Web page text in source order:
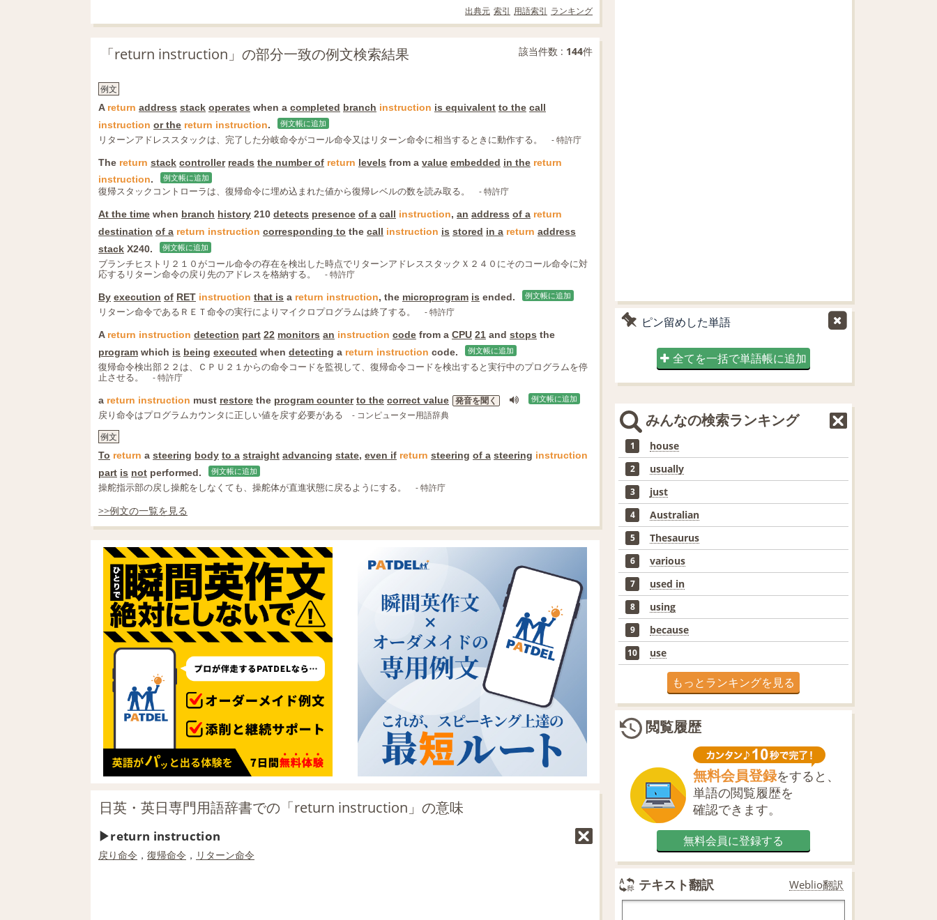
出典元 索引 用語索引 ランキング
「return instruction」の部分一致の例文検索結果 該当件数 : 144件
例文
A return address stack operates when a completed branch instruction is equivalent to the call
instruction or the return instruction. 例文帳に追加
リターンアドレススタックは、完了した分岐命令がコール命令又はリターン命令に相当するときに動作する。 - 特許庁
The return stack controller reads the number of return levels from a value embedded in the return
instruction. 例文帳に追加
復帰スタックコントローラは、復帰命令に埋め込まれた値から復帰レベルの数を読み取る。 - 特許庁
At the time when branch history 210 detects presence of a call instruction, an address of a return
destination of a return instruction corresponding to the call instruction is stored in a return address
stack X240. 例文帳に追加
ブランチヒストリ２１０がコール命令の存在を検出した時点でリターンアドレススタックＸ２４０にそのコール命令に対
応するリターン命令の戻り先のアドレスを格納する。
- 特許庁
By execution of RET instruction that is a return instruction, the microprogram is ended. 例文帳に追加
リターン命令であるＲＥＴ命令の実行によりマイクロプログラムは終了する。 - 特許庁
A return instruction detection part 22 monitors an instruction code from a CPU 21 and stops the
program which is being executed when detecting a return instruction code. 例文帳に追加
復帰命令検出部２２は、ＣＰＵ２１からの命令コードを監視して、復帰命令コードを検出すると実行中のプログラムを停
止させる。
- 特許庁
a return instruction must restore the program counter to the correct value 発音を聞く 例文帳に追加
戻り命令はプログラムカウンタに正しい値を戻す必要がある
- コンピューター用語辞典
例文
To return a steering body to a straight advancing state, even if return steering of a steering instruction
part is not performed. 例文帳に追加
操舵指示部の戻し操舵をしなくても、操舵体が直進状態に戻るようにする。 - 特許庁
>>例文の一覧を見る
日英・英日専門用語辞書での「return instruction」の意味
return instruction
戻り命令 ， 復帰命令 ， リターン命令
ピン留めした単語
全てを一括で単語帳に追加
みんなの検索ランキング
1 house
2 usually
3 just
4 Australian
5 Thesaurus
6 various
7 used in
8 using
9 because
10 use
もっとランキングを見る
閲覧履歴
無料会員登録をすると、
単語の閲覧履歴を
確認できます。
無料会員に登録する
テキスト翻訳 Weblio翻訳